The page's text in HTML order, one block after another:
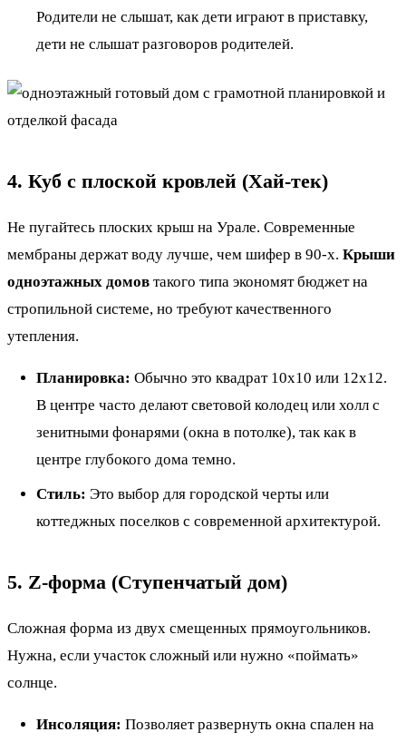
Родители не слышат, как дети играют в приставку,
дети не слышат разговоров родителей.
4. Куб с плоской кровлей (Хай-тек)
Не пугайтесь плоских крыш на Урале. Современные
мембраны держат воду лучше, чем шифер в 90-х. Крыши
одноэтажных домов такого типа экономят бюджет на
стропильной системе, но требуют качественного
утепления.
Планировка: Обычно это квадрат 10х10 или 12х12.
В центре часто делают световой колодец или холл с
зенитными фонарями (окна в потолке), так как в
центре глубокого дома темно.
Стиль: Это выбор для городской черты или
коттеджных поселков с современной архитектурой.
5. Z-форма (Ступенчатый дом)
Сложная форма из двух смещенных прямоугольников.
Нужна, если участок сложный или нужно «поймать»
солнце.
Инсоляция: Позволяет развернуть окна спален на